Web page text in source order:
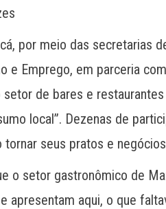
por meio das secretarias
e Emprego, em parceria
de bares e
local”. Dezenas de
seus pratos e
o setor gastronômico de
apresentam aqui, o que